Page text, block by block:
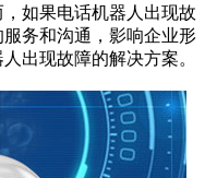
如果电话机器人出现故
务和沟通，影响企业形
出现故障的解决方案。